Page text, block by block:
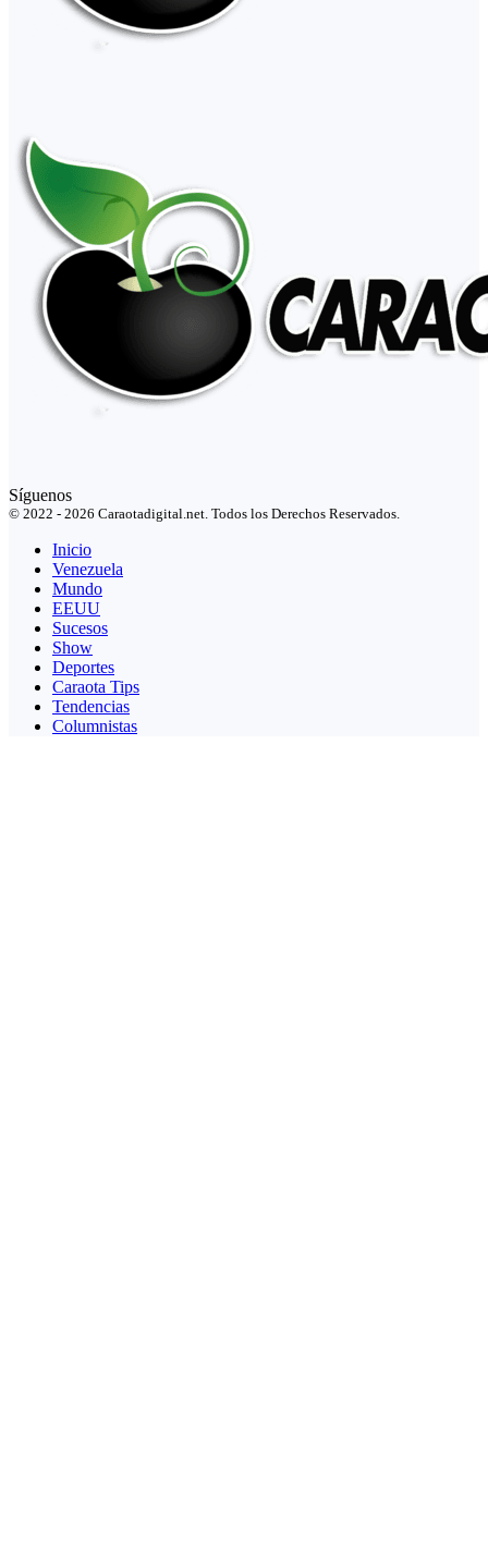
Síguenos
© 2022 - 2026 Caraotadigital.net. Todos los Derechos Reservados.
Inicio
Venezuela
Mundo
EEUU
Sucesos
Show
Deportes
Caraota Tips
Tendencias
Columnistas